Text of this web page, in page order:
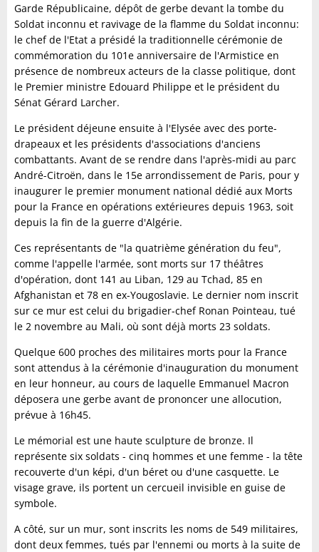
Garde Républicaine, dépôt de gerbe devant la tombe du
Soldat inconnu et ravivage de la flamme du Soldat inconnu:
le chef de l'Etat a présidé la traditionnelle cérémonie de
commémoration du 101e anniversaire de l'Armistice en
présence de nombreux acteurs de la classe politique, dont
le Premier ministre Edouard Philippe et le président du
Sénat Gérard Larcher.
Le président déjeune ensuite à l'Elysée avec des porte-
drapeaux et les présidents d'associations d'anciens
combattants. Avant de se rendre dans l'après-midi au parc
André-Citroën, dans le 15e arrondissement de Paris, pour y
inaugurer le premier monument national dédié aux Morts
pour la France en opérations extérieures depuis 1963, soit
depuis la fin de la guerre d'Algérie.
Ces représentants de "la quatrième génération du feu",
comme l'appelle l'armée, sont morts sur 17 théâtres
d'opération, dont 141 au Liban, 129 au Tchad, 85 en
Afghanistan et 78 en ex-Yougoslavie. Le dernier nom inscrit
sur ce mur est celui du brigadier-chef Ronan Pointeau, tué
le 2 novembre au Mali, où sont déjà morts 23 soldats.
Quelque 600 proches des militaires morts pour la France
sont attendus à la cérémonie d'inauguration du monument
en leur honneur, au cours de laquelle Emmanuel Macron
déposera une gerbe avant de prononcer une allocution,
prévue à 16h45.
Le mémorial est une haute sculpture de bronze. Il
représente six soldats - cinq hommes et une femme - la tête
recouverte d'un képi, d'un béret ou d'une casquette. Le
visage grave, ils portent un cercueil invisible en guise de
symbole.
A côté, sur un mur, sont inscrits les noms de 549 militaires,
dont deux femmes, tués par l'ennemi ou morts à la suite de